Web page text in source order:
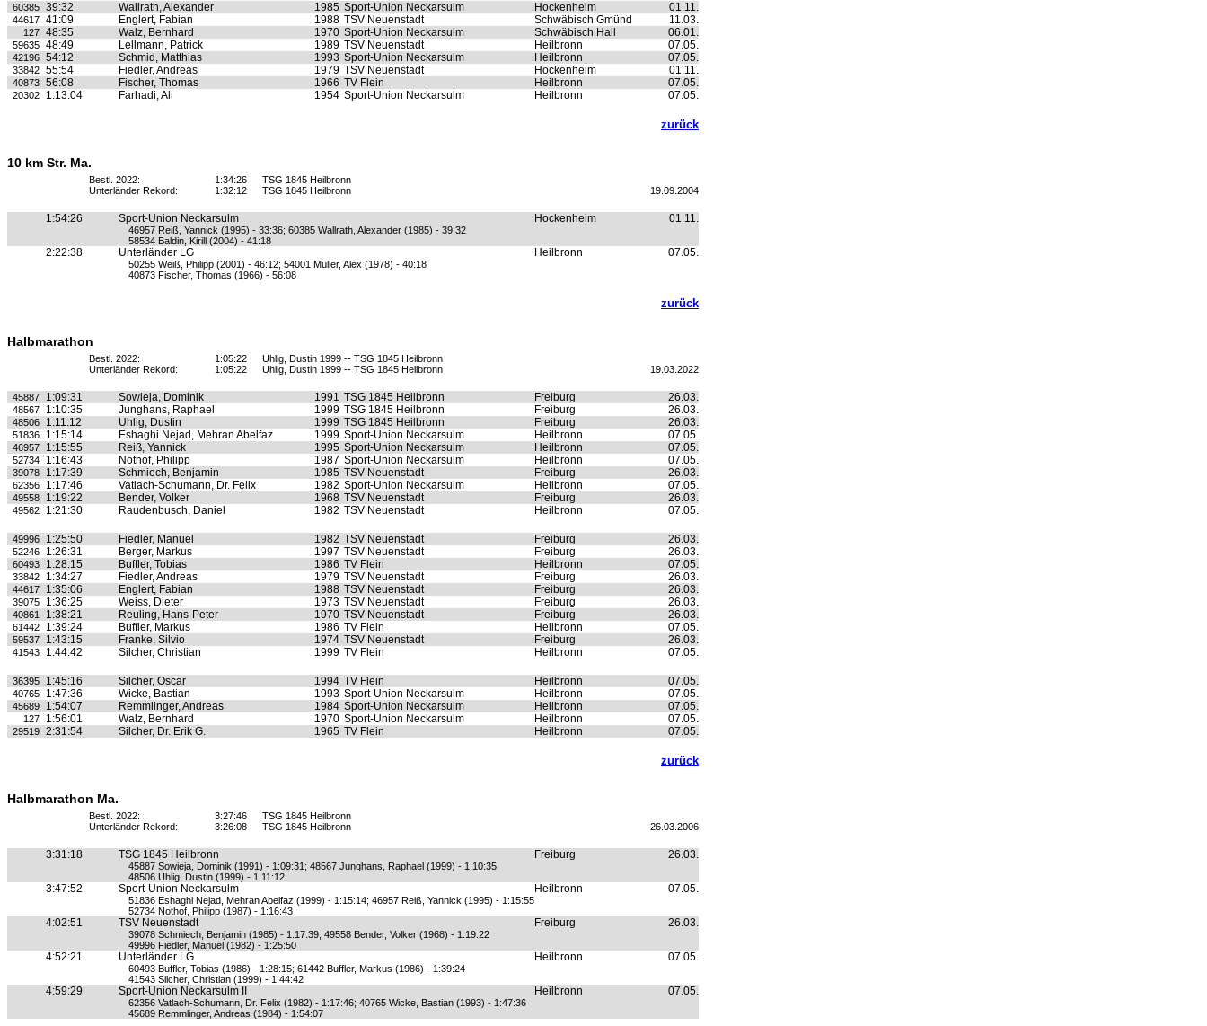
60385 39:32 Wallrath, Alexander 1985 Sport-Union Neckarsulm Hockenheim 01.11.
44617 41:09 Englert, Fabian 1988 TSV Neuenstadt Schwäbisch Gmünd 11.03.
127 48:35 Walz, Bernhard 1970 Sport-Union Neckarsulm Schwäbisch Hall 06.01.
59635 48:49 Lellmann, Patrick 1989 TSV Neuenstadt Heilbronn 07.05.
42196 54:12 Schmid, Matthias 1993 Sport-Union Neckarsulm Heilbronn 07.05.
33842 55:54 Fiedler, Andreas 1979 TSV Neuenstadt Hockenheim 01.11.
40873 56:08 Fischer, Thomas 1966 TV Flein Heilbronn 07.05.
20302 1:13:04 Farhadi, Ali 1954 Sport-Union Neckarsulm Heilbronn 07.05.
zurück
10 km Str. Ma.
Bestl. 2022: 1:34:26
TSG 1845 Heilbronn
Unterländer Rekord:
1:32:12 TSG 1845 Heilbronn 19.09.2004
1:54:26 Sport-Union Neckarsulm Hockenheim 01.11.
46957 Reiß, Yannick (1995) - 33:36; 60385 Wallrath, Alexander (1985) - 39:32
58534 Baldin, Kirill (2004) - 41:18
2:22:38 Unterländer LG Heilbronn 07.05.
50255 Weiß, Philipp (2001) - 46:12; 54001 Müller, Alex (1978) - 40:18
40873 Fischer, Thomas (1966) - 56:08
zurück
Halbmarathon
Bestl. 2022: 1:05:22
Uhlig, Dustin 1999 -- TSG 1845 Heilbronn
Unterländer Rekord:
1:05:22 Uhlig, Dustin 1999 -- TSG 1845 Heilbronn 19.03.2022
45887 1:09:31 Sowieja, Dominik 1991 TSG 1845 Heilbronn Freiburg 26.03.
48567 1:10:35 Junghans, Raphael 1999 TSG 1845 Heilbronn Freiburg 26.03.
48506 1:11:12 Uhlig, Dustin 1999 TSG 1845 Heilbronn Freiburg 26.03.
51836 1:15:14 Eshaghi Nejad, Mehran Abelfaz 1999 Sport-Union Neckarsulm Heilbronn 07.05.
46957 1:15:55 Reiß, Yannick 1995 Sport-Union Neckarsulm Heilbronn 07.05.
52734 1:16:43 Nothof, Philipp 1987 Sport-Union Neckarsulm Heilbronn 07.05.
39078 1:17:39 Schmiech, Benjamin 1985 TSV Neuenstadt Freiburg 26.03.
62356 1:17:46 Vatlach-Schumann, Dr. Felix 1982 Sport-Union Neckarsulm Heilbronn 07.05.
49558 1:19:22 Bender, Volker 1968 TSV Neuenstadt Freiburg 26.03.
49562 1:21:30 Raudenbusch, Daniel 1982 TSV Neuenstadt Heilbronn 07.05.
49996 1:25:50 Fiedler, Manuel 1982 TSV Neuenstadt Freiburg 26.03.
52246 1:26:31 Berger, Markus 1997 TSV Neuenstadt Freiburg 26.03.
60493 1:28:15 Buffler, Tobias 1986 TV Flein Heilbronn 07.05.
33842 1:34:27 Fiedler, Andreas 1979 TSV Neuenstadt Freiburg 26.03.
44617 1:35:06 Englert, Fabian 1988 TSV Neuenstadt Freiburg 26.03.
39075 1:36:25 Weiss, Dieter 1973 TSV Neuenstadt Freiburg 26.03.
40861 1:38:21 Reuling, Hans-Peter 1970 TSV Neuenstadt Freiburg 26.03.
61442 1:39:24 Buffler, Markus 1986 TV Flein Heilbronn 07.05.
59537 1:43:15 Franke, Silvio 1974 TSV Neuenstadt Freiburg 26.03.
41543 1:44:42 Silcher, Christian 1999 TV Flein Heilbronn 07.05.
36395 1:45:16 Silcher, Oscar 1994 TV Flein Heilbronn 07.05.
40765 1:47:36 Wicke, Bastian 1993 Sport-Union Neckarsulm Heilbronn 07.05.
45689 1:54:07 Remmlinger, Andreas 1984 Sport-Union Neckarsulm Heilbronn 07.05.
127 1:56:01 Walz, Bernhard 1970 Sport-Union Neckarsulm Heilbronn 07.05.
29519 2:31:54 Silcher, Dr. Erik G. 1965 TV Flein Heilbronn 07.05.
zurück
Halbmarathon Ma.
Bestl. 2022: 3:27:46
TSG 1845 Heilbronn
Unterländer Rekord:
3:26:08 TSG 1845 Heilbronn 26.03.2006
3:31:18 TSG 1845 Heilbronn Freiburg 26.03.
45887 Sowieja, Dominik (1991) - 1:09:31; 48567 Junghans, Raphael (1999) - 1:10:35
48506 Uhlig, Dustin (1999) - 1:11:12
3:47:52 Sport-Union Neckarsulm Heilbronn 07.05.
51836 Eshaghi Nejad, Mehran Abelfaz (1999) - 1:15:14; 46957 Reiß, Yannick (1995) - 1:15:55
52734 Nothof, Philipp (1987) - 1:16:43
4:02:51 TSV Neuenstadt Freiburg 26.03.
39078 Schmiech, Benjamin (1985) - 1:17:39; 49558 Bender, Volker (1968) - 1:19:22
49996 Fiedler, Manuel (1982) - 1:25:50
4:52:21 Unterländer LG Heilbronn 07.05.
60493 Buffler, Tobias (1986) - 1:28:15; 61442 Buffler, Markus (1986) - 1:39:24
41543 Silcher, Christian (1999) - 1:44:42
4:59:29 Sport-Union Neckarsulm II Heilbronn 07.05.
62356 Vatlach-Schumann, Dr. Felix (1982) - 1:17:46; 40765 Wicke, Bastian (1993) - 1:47:36
45689 Remmlinger, Andreas (1984) - 1:54:07